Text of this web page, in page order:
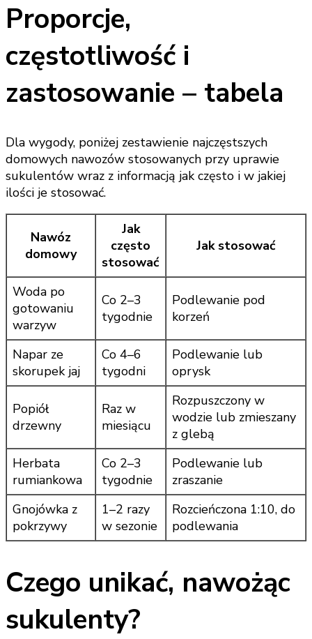
Proporcje,
częstotliwość i
zastosowanie – tabela
Dla wygody, poniżej zestawienie najczęstszych
domowych nawozów stosowanych przy uprawie
sukulentów wraz z informacją jak często i w jakiej
ilości je stosować.
Nawóz
domowy
Jak
często
stosować
Jak stosować
Woda po
gotowaniu
warzyw
Co 2–3
tygodnie
Podlewanie pod
korzeń
Napar ze
skorupek jaj
Co 4–6
tygodni
Podlewanie lub
oprysk
Popiół
drzewny
Raz w
miesiącu
Rozpuszczony w
wodzie lub zmieszany
z glebą
Herbata
rumiankowa
Co 2–3
tygodnie
Podlewanie lub
zraszanie
Gnojówka z
pokrzywy
1–2 razy
w sezonie
Rozcieńczona 1:10, do
podlewania
Czego unikać, nawożąc
sukulenty?